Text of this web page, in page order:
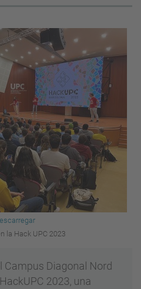
la Hack UPC 2023
Campus Diagonal Nord
2023, una